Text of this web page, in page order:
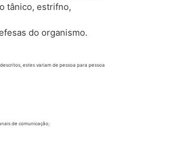
tânico, estrifno,
do organismo.
estes variam de pessoa para pessoa
de comunicação;